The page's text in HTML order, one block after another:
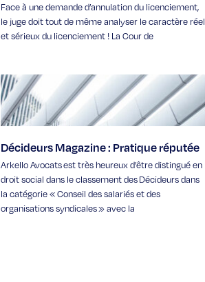
Face à une demande d’annulation du licenciement,
le juge doit tout de même analyser le caractère réel
et sérieux du licenciement ! La Cour de
Décideurs Magazine : Pratique réputée
Arkello Avocats est très heureux d’être distingué en
droit social dans le classement des Décideurs dans
la catégorie « Conseil des salariés et des
organisations syndicales » avec la